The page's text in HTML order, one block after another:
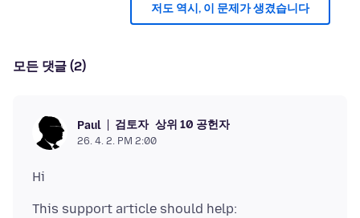
저도 역시, 이 문제가 생겼습니다
모든 댓글 (2)
Paul 검토자 상위 10 공헌자
26. 4. 2. PM 2:00